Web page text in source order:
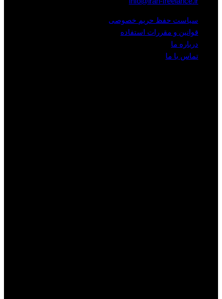
سیاست حفظ حریم خصوصی
قوانین و مقررات استفاده
درباره ما
تماس با ما